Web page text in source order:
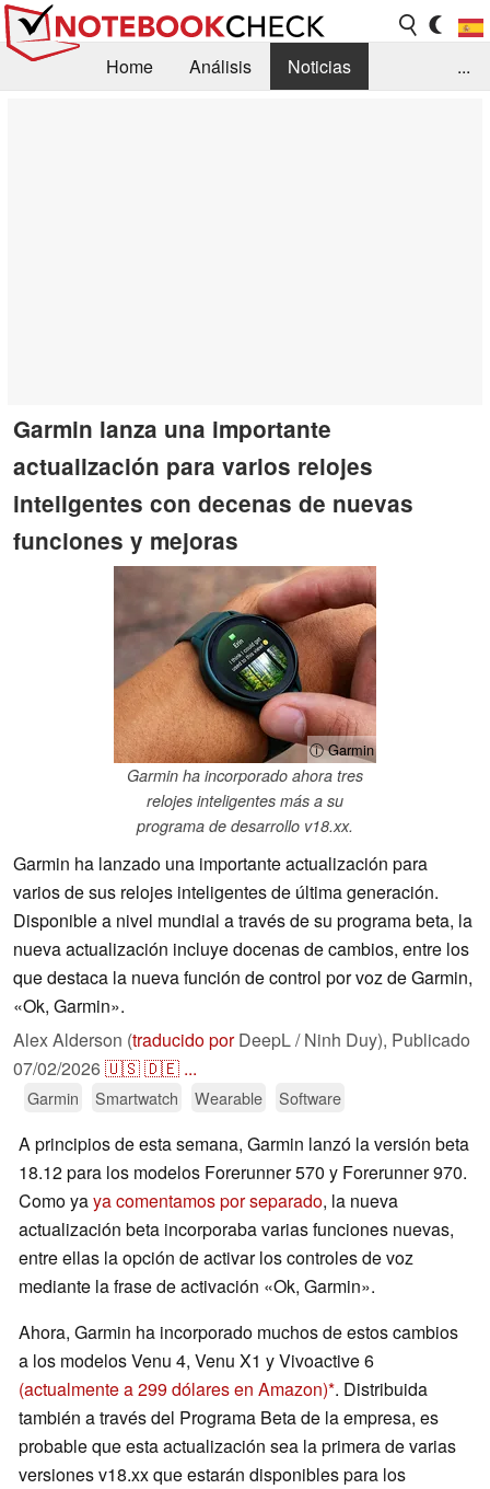
Home Análisis
Noticias
...
Garmin lanza una importante
actualización para varios relojes
inteligentes con decenas de nuevas
funciones y mejoras
ⓘ Garmin
Garmin ha incorporado ahora tres
relojes inteligentes más a su
programa de desarrollo v18.xx.
Garmin ha lanzado una importante actualización para
varios de sus relojes inteligentes de última generación.
Disponible a nivel mundial a través de su programa beta, la
nueva actualización incluye docenas de cambios, entre los
que destaca la nueva función de control por voz de Garmin,
«Ok, Garmin».
Alex Alderson (traducido porDeepL / Ninh Duy), Publicado
07/02/2026🇺🇸🇩🇪 ...
Garmin Smartwatch Wearable Software
A principios de esta semana, Garmin lanzó la versión beta
18.12 para los modelos Forerunner 570 y Forerunner 970.
Como yaya comentamos por separado, la nueva
actualización beta incorporaba varias funciones nuevas,
entre ellas la opción de activar los controles de voz
mediante la frase de activación «Ok, Garmin».
Ahora, Garmin ha incorporado muchos de estos cambios
a los modelos Venu 4, Venu X1 y Vivoactive 6
(actualmente a 299 dólares en Amazon) . Distribuida
también a través del Programa Beta de la empresa, es
probable que esta actualización sea la primera de varias
versiones v18.xx que estarán disponibles para los